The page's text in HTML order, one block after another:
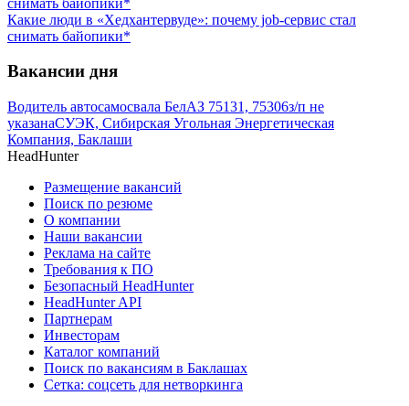
Какие люди в «Хедхантервуде»: почему job-сервис стал
снимать байопики*
Вакансии дня
Водитель автосамосвала БелАЗ 75131, 75306з/п не
указанаСУЭК, Сибирская Угольная Энергетическая
Компания, Баклаши
HeadHunter
Размещение вакансий
Поиск по резюме
О компании
Наши вакансии
Реклама на сайте
Требования к ПО
Безопасный HeadHunter
HeadHunter API
Партнерам
Инвесторам
Каталог компаний
Поиск по вакансиям в Баклашах
Сетка: соцсеть для нетворкинга